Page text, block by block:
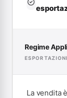
Regime
La vendita è